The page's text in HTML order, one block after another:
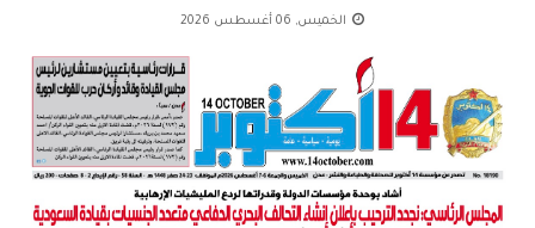
الخميس, 06 أغسطس 2026